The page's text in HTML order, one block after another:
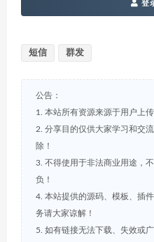
登
短信 群发
公告：
1. 本站所有资源来源于用户上
2. 分享目的仅供大家学习和交
除！
3. 不得使用于非法商业用途，
负！
4. 本站提供的源码、模板、插
务请大家谅解！
5. 如有链接无法下载、失效或